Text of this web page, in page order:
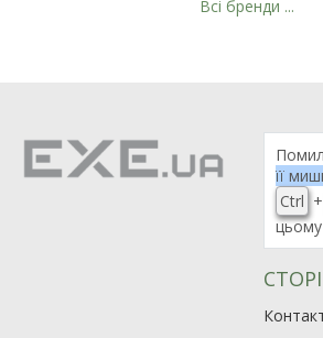
Всі бренди ...
її
Ctrl +